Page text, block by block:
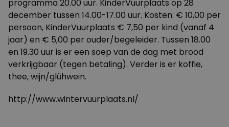
programma 20.00 uur. KinderVuurplaats op 28
december tussen 14.00-17.00 uur. Kosten: € 10,00 per
persoon, KinderVuurplaats € 7,50 per kind (vanaf 4
jaar) en € 5,00 per ouder/begeleider. Tussen 18.00
en 19.30 uur is er een soep van de dag met brood
verkrijgbaar (tegen betaling). Verder is er koffie,
thee, wijn/glühwein.
http://www.wintervuurplaats.nl/